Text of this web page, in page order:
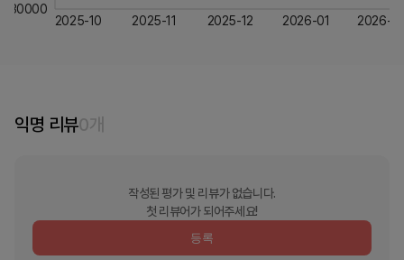
2025-10 2025-11 2025-12 2026-01 2026-
30000
익명 리뷰0개
작성된 평가 및 리뷰가 없습니다.
첫 리뷰어가 되어주세요!
등록